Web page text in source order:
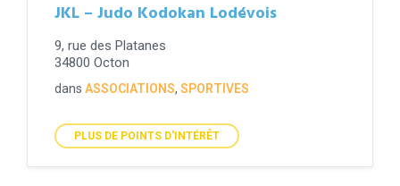
JKL – Judo Kodokan Lodévois
9, rue des Platanes
34800 Octon
dans ASSOCIATIONS, SPORTIVES
PLUS DE POINTS D'INTÉRÊT